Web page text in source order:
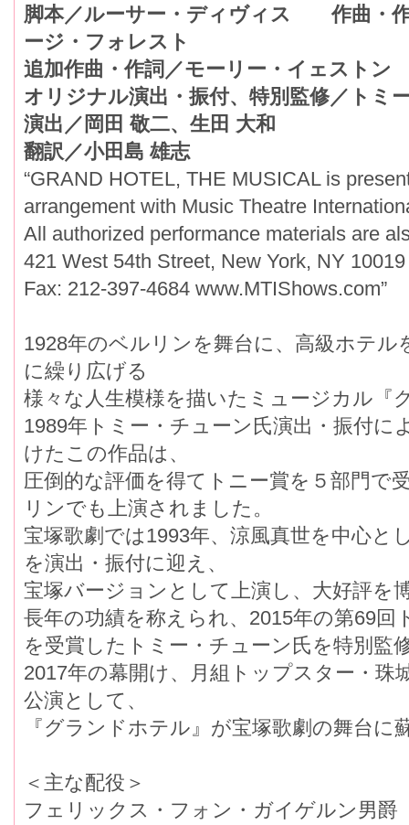
脚本／ルーサー・ディヴィス 作曲・
ージ・フォレスト
追加作曲・作詞／モーリー・イェストン
オリジナル演出・振付、特別監修／トミ
演出／岡田 敬二、生田 大和
翻訳／小田島 雄志
“GRAND HOTEL, THE MUSICAL is
arrangement with Music Theatre
All authorized performance materials are
421 West 54th Street, New York, NY
Fax: 212-397-4684 www.MTIShows.com”
1928年のベルリンを舞台に、高級ホテ
に繰り広げる
様々な人生模様を描いたミュージカル『
1989年トミー・チューン氏演出・振付に
けたこの作品は、
圧倒的な評価を得てトニー賞を５部門で
リンでも上演されました。
宝塚歌劇では1993年、涼風真世を中心と
を演出・振付に迎え、
宝塚バージョンとして上演し、大好評を
長年の功績を称えられ、2015年の第69回
を受賞したトミー・チューン氏を特別監
2017年の幕開け、月組トップスター・珠
公演として、
『グランドホテル』が宝塚歌劇の舞台に
＜主な配役＞
フェリックス・フォン・ガイゲルン男